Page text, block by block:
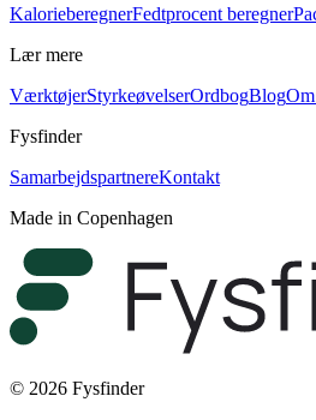
KalorieberegnerFedtprocent beregner
Lær mere
VærktøjerStyrkeøvelserOrdbogBlog
Fysfinder
SamarbejdspartnereKontakt
Made in Copenhagen
© 2026 Fysfinder